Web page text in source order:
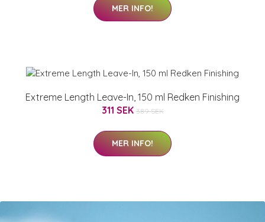
MER INFO!
Extreme Length Leave-In, 150 ml Redken Finishing
311 SEK 389 SEK
MER INFO!